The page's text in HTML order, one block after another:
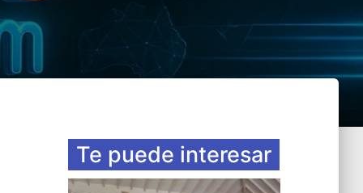
Te puede interesar